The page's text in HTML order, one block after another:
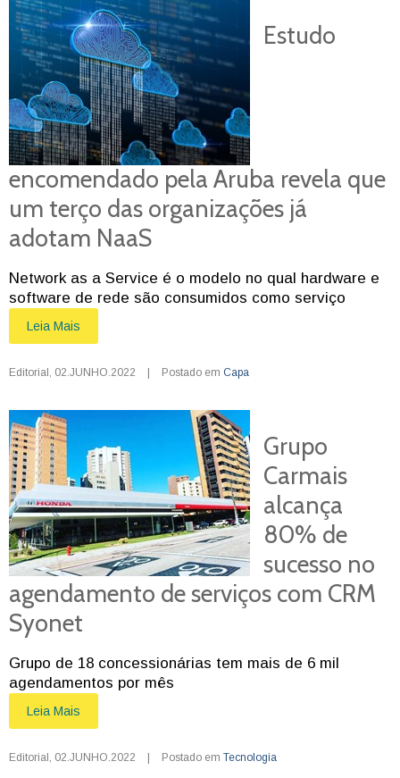
Estudo
encomendado pela Aruba revela que
um terço das organizações já
adotam NaaS
Network as a Service é o modelo no qual hardware e
software de rede são consumidos como serviço
Leia Mais
Editorial 02.JUNHO.2022 | Postado em Capa
Grupo
Carmais
alcança
80% de
sucesso no
agendamento de serviços com CRM
Syonet
Grupo de 18 concessionárias tem mais de 6 mil
agendamentos por mês
Leia Mais
Editorial 02.JUNHO.2022 | Postado em Tecnologia